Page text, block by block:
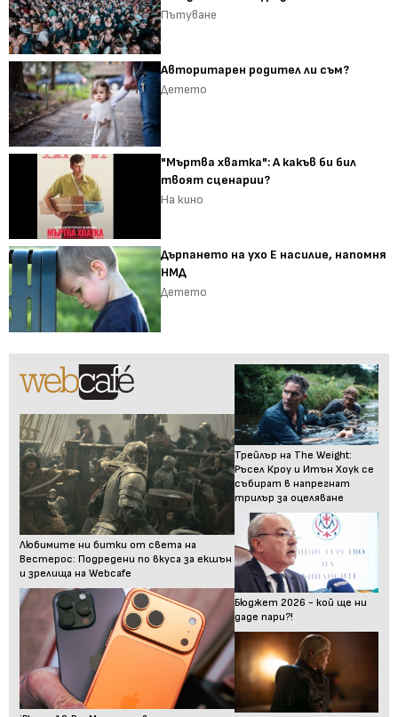
Пътуване
Авторитарен родител ли съм?
Детето
"Мъртва хватка": А какъв би бил
твоят сценарии?
На кино
Дърпането на ухо Е насилие, напомня
НМД
Детето
Любимите ни битки от света на
Вестерос: Подредени по вкуса за екшън
и зрелища на Webcafe
Трейлър на The Weight:
Ръсел Кроу и Итън Хоук се
събират в напрегнат
трилър за оцеляване
Бюджет 2026 - кой ще ни
даде пари?!